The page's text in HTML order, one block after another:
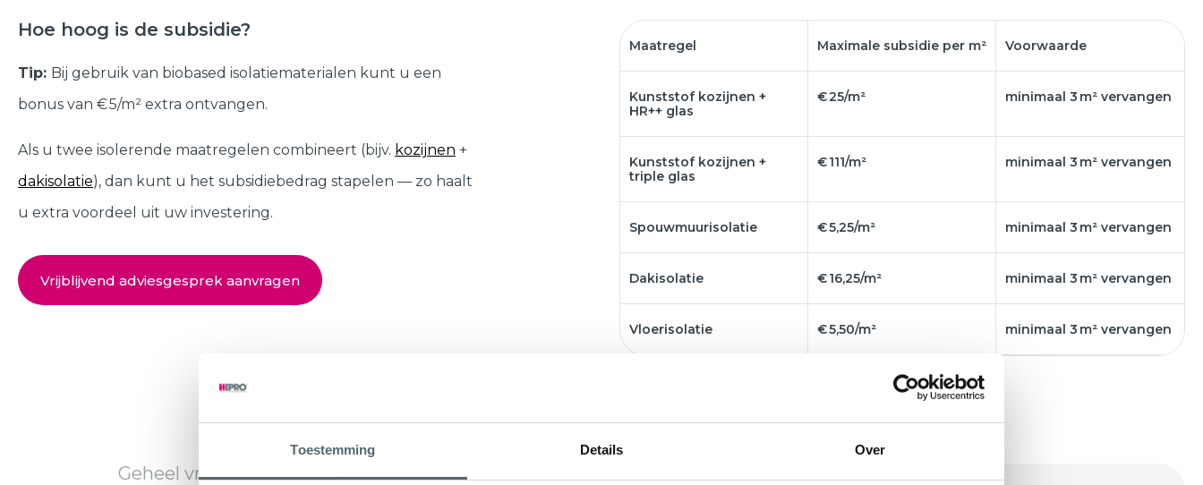
Toestemming Details Over
Hoe hoog is de subsidie?
Tip: Bij gebruik van biobased isolatiematerialen kunt u een
bonus van € 5/m² extra ontvangen.
Als u twee isolerende maatregelen combineert (bijv. kozijnen +
dakisolatie), dan kunt u het subsidiebedrag stapelen — zo haalt
u extra voordeel uit uw investering.
Vrijblijvend adviesgesprek aanvragen
Maatregel Maximale subsidie per m² Voorwaarde
Kunststof kozijnen +
HR++ glas
€ 25/m² minimaal 3 m² vervangen
Kunststof kozijnen +
triple glas
€ 111/m² minimaal 3 m² vervangen
Spouwmuurisolatie € 5,25/m² minimaal 3 m² vervangen
Dakisolatie € 16,25/m² minimaal 3 m² vervangen
Vloerisolatie € 5,50/m² minimaal 3 m² vervangen
Geheel vrijblijvend